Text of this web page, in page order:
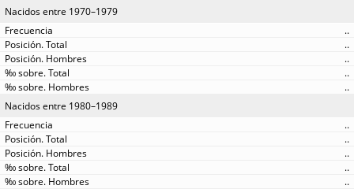
Nacidos entre 1970–1979
..
..
..
..
..
Nacidos entre 1980–1989
..
..
..
..
..